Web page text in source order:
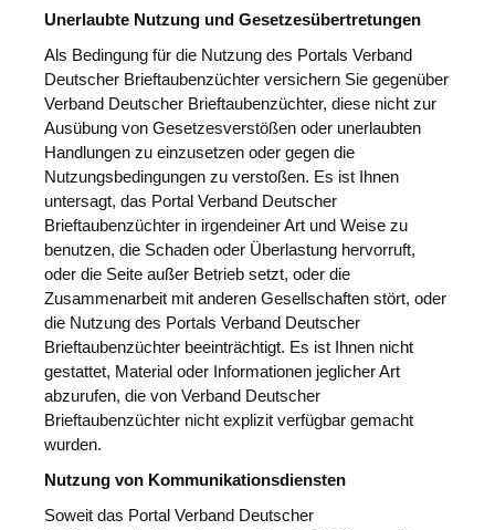
Unerlaubte Nutzung und Gesetzesübertretungen
Als Bedingung für die Nutzung des Portals Verband
Deutscher Brieftaubenzüchter versichern Sie gegenüber
Verband Deutscher Brieftaubenzüchter, diese nicht zur
Ausübung von Gesetzesverstößen oder unerlaubten
Handlungen zu einzusetzen oder gegen die
Nutzungsbedingungen zu verstoßen. Es ist Ihnen
untersagt, das Portal Verband Deutscher
Brieftaubenzüchter in irgendeiner Art und Weise zu
benutzen, die Schaden oder Überlastung hervorruft,
oder die Seite außer Betrieb setzt, oder die
Zusammenarbeit mit anderen Gesellschaften stört, oder
die Nutzung des Portals Verband Deutscher
Brieftaubenzüchter beeinträchtigt. Es ist Ihnen nicht
gestattet, Material oder Informationen jeglicher Art
abzurufen, die von Verband Deutscher
Brieftaubenzüchter nicht explizit verfügbar gemacht
wurden.
Nutzung von Kommunikationsdiensten
Soweit das Portal Verband Deutscher